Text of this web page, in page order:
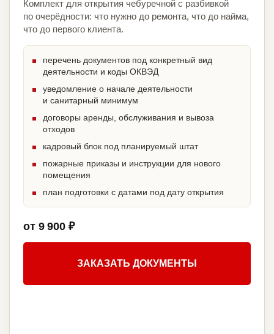
Комплект для открытия чебуречной с разбивкой
по очерёдности: что нужно до ремонта, что до найма,
что до первого клиента.
перечень документов под конкретный вид
деятельности и коды ОКВЭД
уведомление о начале деятельности
и санитарный минимум
договоры аренды, обслуживания и вывоза
отходов
кадровый блок под планируемый штат
пожарные приказы и инструкции для нового
помещения
план подготовки с датами под дату открытия
от 9 900 ₽
ЗАКАЗАТЬ ДОКУМЕНТЫ